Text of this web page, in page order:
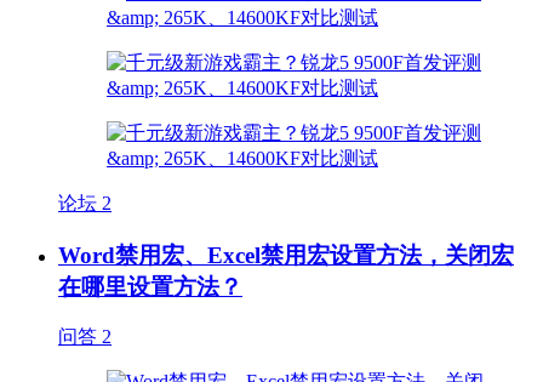
论坛 2
Word禁用宏、Excel禁用宏设置方法，关闭宏
在哪里设置方法？
问答 2